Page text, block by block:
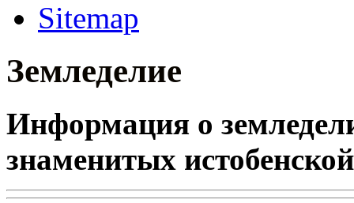
Sitemap
Земледелие
Информация о
знаменитых